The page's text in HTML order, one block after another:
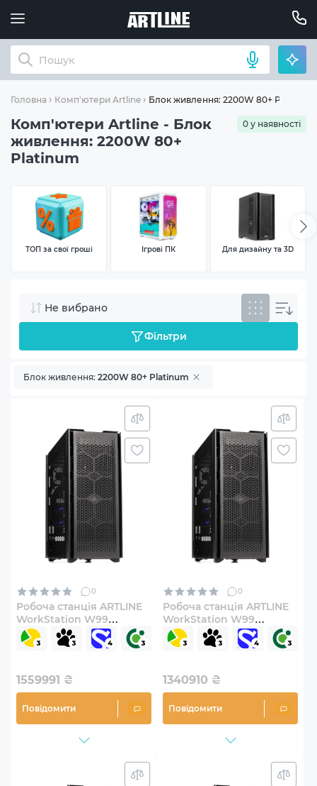
Головна Комп'ютери Artline Блок живлення: 2200W 80+ Platinum
Комп'ютери Artline - Блок
живлення: 2200W 80+
Platinum
0 у наявності
ТОП за свої гроші Ігрові ПК Для дизайну та 3D
Не вибрано
Фільтри
Блок живлення: 2200W 80+ Platinum
0
Робоча станція ARTLINE
WorkStation W99
Windows 11 Pro
(W99v118Win)
1559991 ₴
Повідомити
0
Робоча станція ARTLINE
WorkStation W99
Windows 11 Pro
(W99v112Win)
1340910 ₴
Повідомити